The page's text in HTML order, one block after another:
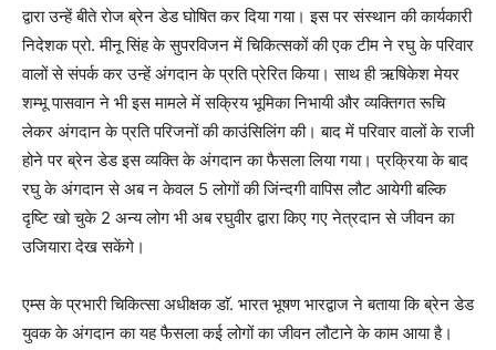
द्वारा उन्हें बीते रोज ब्रेन डेड घोषित कर दिया गया। इस पर संस्थान की कार्यकारी
निदेशक प्रो. मीनू सिंह के सुपरविजन में चिकित्सकों की एक टीम ने रघु के परिवार
वालों से संपर्क कर उन्हें अंगदान के प्रति प्रेरित किया। साथ ही ऋषिकेश मेयर
शम्भू पासवान ने भी इस मामले में सक्रिय भूमिका निभायी और व्यक्तिगत रूचि
लेकर अंगदान के प्रति परिजनों की काउंसिलिंग की। बाद में परिवार वालों के राजी
होने पर ब्रेन डेड इस व्यक्ति के अंगदान का फैसला लिया गया। प्रक्रिया के बाद
रघु के अंगदान से अब न केवल 5 लोगों की जिंन्दगी वापिस लौट आयेगी बल्कि
दृष्टि खो चुके 2 अन्य लोग भी अब रघुवीर द्वारा किए गए नेत्रदान से जीवन का
उजियारा देख सकेंगे।
एम्स के प्रभारी चिकित्सा अधीक्षक डाॅ. भारत भूषण भारद्वाज ने बताया कि ब्रेन डेड
युवक के अंगदान का यह फैसला कई लोगों का जीवन लौटाने के काम आया है।